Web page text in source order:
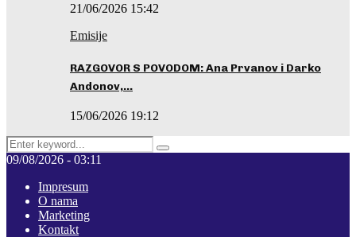
21/06/2026 15:42
Emisije
RAZGOVOR S POVODOM: Ana Prvanov i Darko
Andonov,…
15/06/2026 19:12
Search
for:
Pretraga
09/08/2026 - 03:11
Impresum
O nama
Marketing
Kontakt